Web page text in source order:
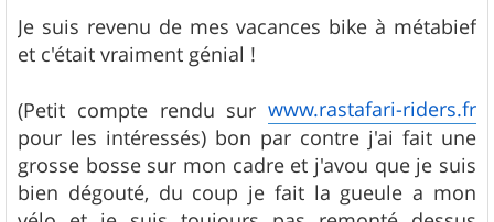
Je suis revenu de mes vacances bike à métabief
et c'était vraiment génial !
(Petit compte rendu sur www.rastafari-riders.fr
pour les intéressés) bon par contre j'ai fait une
grosse bosse sur mon cadre et j'avou que je suis
bien dégouté, du coup je fait la gueule a mon